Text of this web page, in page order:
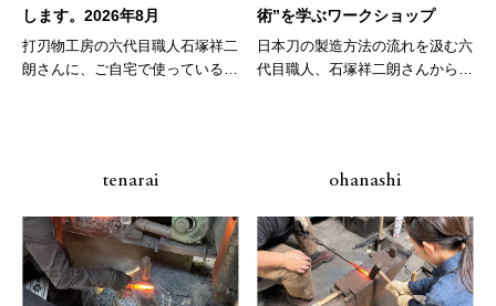
します。2026年8月
打刃物工房の六代目職人石塚祥二
朗さんに、ご自宅で使っている包
術”を学ぶワークショップ
日本刀の製造方法の流れを汲む六
代目職人、石塚祥二朗さんから包
tenarai ohanashi